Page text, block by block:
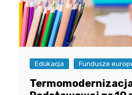
Edukacja Fundusze